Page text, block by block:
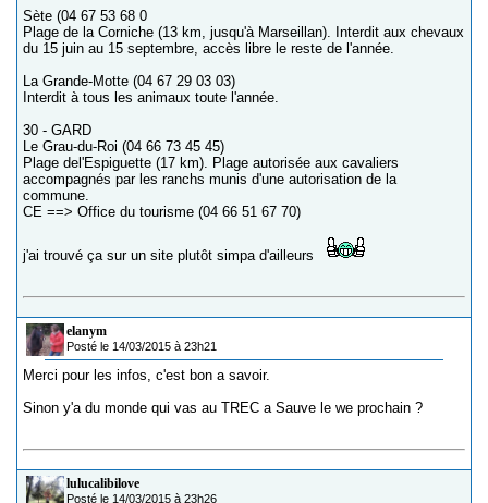
Sète (04 67 53 68 0
Plage de la Corniche (13 km, jusqu'à Marseillan). Interdit aux chevaux
du 15 juin au 15 septembre, accès libre le reste de l'année.
La Grande-Motte (04 67 29 03 03)
Interdit à tous les animaux toute l'année.
30 - GARD
Le Grau-du-Roi (04 66 73 45 45)
Plage del'Espiguette (17 km). Plage autorisée aux cavaliers
accompagnés par les ranchs munis d'une autorisation de la
commune.
CE ==> Office du tourisme (04 66 51 67 70)
j'ai trouvé ça sur un site plutôt simpa d'ailleurs
elanym
Posté le 14/03/2015 à 23h21
Merci pour les infos, c'est bon a savoir.
Sinon y'a du monde qui vas au TREC a Sauve le we prochain ?
lulucalibilove
Posté le 14/03/2015 à 23h26